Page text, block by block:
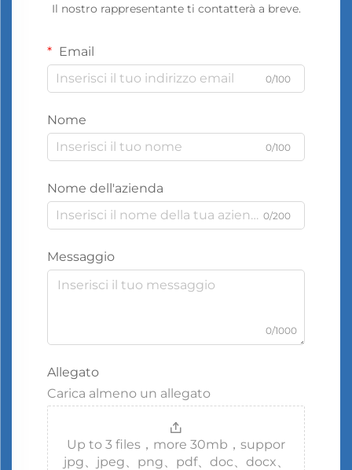
Il nostro rappresentante ti contatterà a breve.
Email
0/100
Nome
0/100
Nome dell'azienda
0/200
Messaggio
0/1000
Allegato
Carica almeno un allegato
Up to 3 files，more 30mb，suppor
jpg、jpeg、png、pdf、doc、docx、